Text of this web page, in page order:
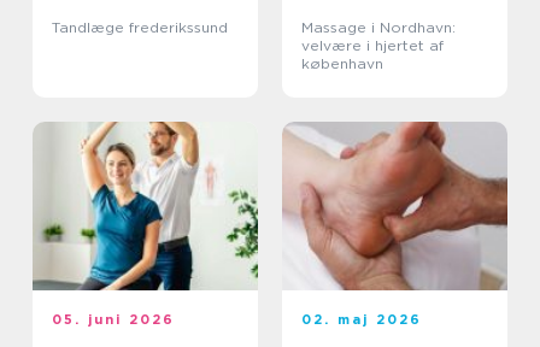
Tandlæge frederikssund
Massage i Nordhavn:
velvære i hjertet af
københavn
05. juni 2026 02. maj 2026